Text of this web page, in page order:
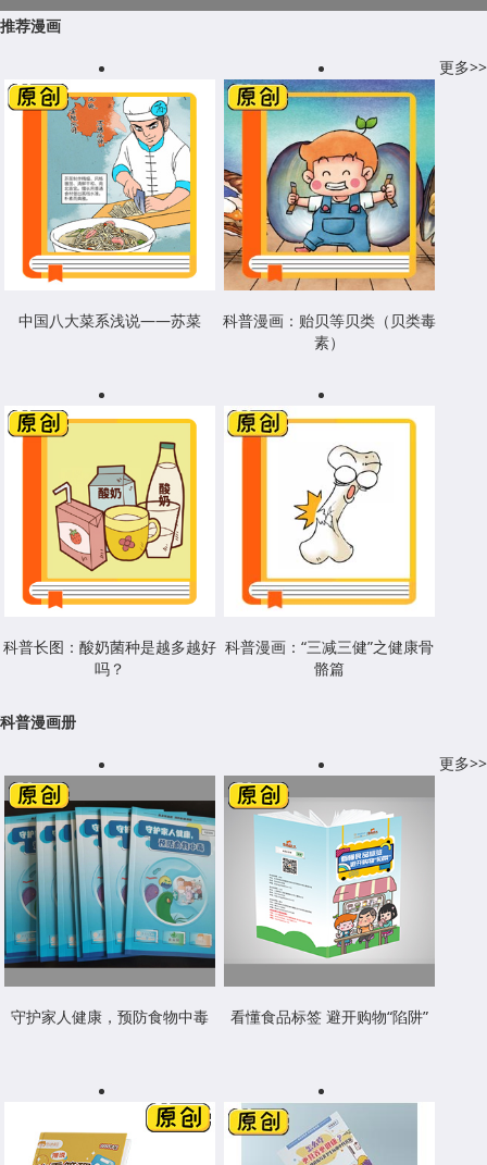
推荐漫画
更多>>
中国八大菜系浅说——苏菜
科普漫画：贻贝等贝类（贝类毒
素）
科普长图：酸奶菌种是越多越好
吗？
科普漫画：“三减三健”之健康骨
骼篇
科普漫画册
更多>>
守护家人健康，预防食物中毒 看懂食品标签 避开购物“陷阱”